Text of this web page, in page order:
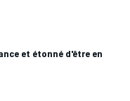
et étonné d'être en